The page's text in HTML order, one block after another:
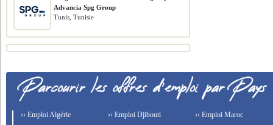
Advancia Spg Group
Tunis, Tunisie
›› Emploi Algérie
›› Emploi Djibouti
›› Emploi Maroc